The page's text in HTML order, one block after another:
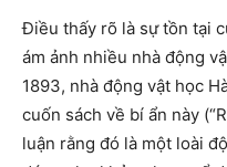
Điều thấy rõ là sự tồn tại
ám ảnh nhiều nhà động
1893, nhà động vật học
cuốn sách về bí ẩn này
luận rằng đó là một loài